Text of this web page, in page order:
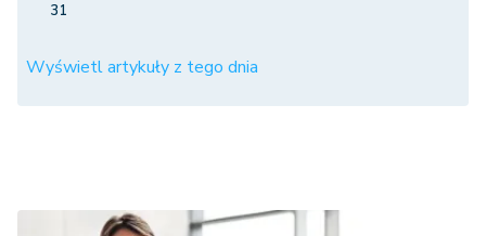
31
Wyświetl artykuły z tego dnia